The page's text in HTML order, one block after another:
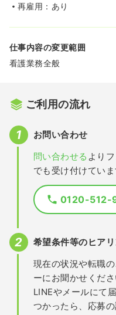
再雇用：あり
仕事内容の変更範囲
看護業務全般
ご利用の流れ
お問い合わせ
問い合わせる より
でも受け付けていま
0120-512-
希望条件等のヒア
現在の状況や転職
ーにお聞かせくださ
LINEやメールにて
つかったら、応募